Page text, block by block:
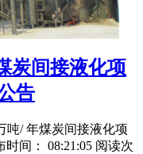
炭间接液化项
告
吨/ 年煤炭间接液化项
间： 08:21:05 阅读次